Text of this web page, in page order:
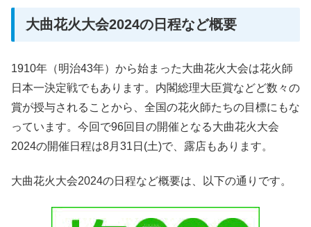
大曲花火大会2024の日程など概要
1910年（明治43年）から始まった大曲花火大会は花火師
日本一決定戦でもあります。内閣総理大臣賞などど数々の
賞が授与されることから、全国の花火師たちの目標にもな
っています。今回で96回目の開催となる大曲花火大会
2024の開催日程は8月31日(土)で、露店もあります。
大曲花火大会2024の日程など概要は、以下の通りです。